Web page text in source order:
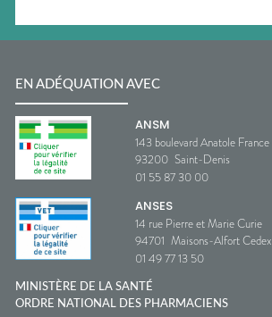
EN ADÉQUATION AVEC
ANSM
143 boulevard Anatole France
93200 Saint-Denis
01 55 87 30 00
ANSES
14 rue Pierre et Marie Curie
94701 Maisons-Alfort Cedex
01 49 77 13 50
MINISTÈRE DE LA SANTÉ
ORDRE NATIONAL DES PHARMACIENS